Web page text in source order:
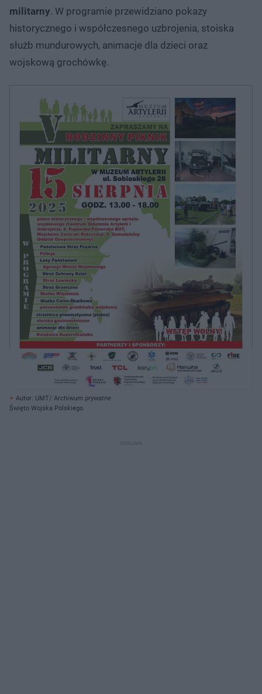
militarny. W programie przewidziano pokazy
historycznego i współczesnego uzbrojenia, stoiska
służb mundurowych, animacje dla dzieci oraz
wojskową grochówkę.
Autor: UMT/ Archiwum prywatne
Święto Wojska Polskiego